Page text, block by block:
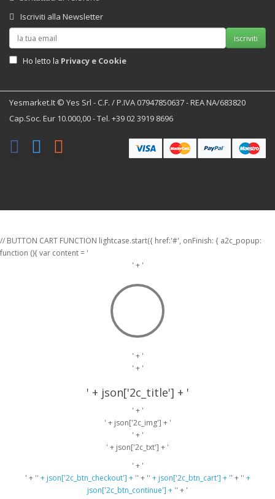
Iscriviti alla Newsletter
iscriviti
Ho letto la Privacy e Cookie
Yesmarket.it © Yes Srl - C.F. / P.IVA 07947850637 - REA NA/683820
Cap.Soc. Eur 10.000,00 - Tel. +39 02 3919 8696
// BUTTON CART FUNCTION lightcase.start({ href:'#', onFinish: { a2c_popup:
function (){ var content = '
' + '
' + '
' + '
' + json['2c_title'] + '
' + '
' + json['2c_img'] + '
' + '
' + json['2c_txt'] + '
' + '
' + '' + json['2c_btn_checkout'] + '' + '' + json['2c_btn_cart'] + '' + '' +
json['2c_btn_continue'] + '' + '